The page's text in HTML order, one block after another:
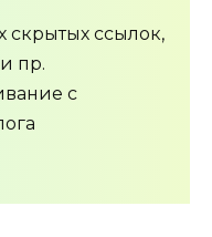
скрытых ссылок,
пр.
с